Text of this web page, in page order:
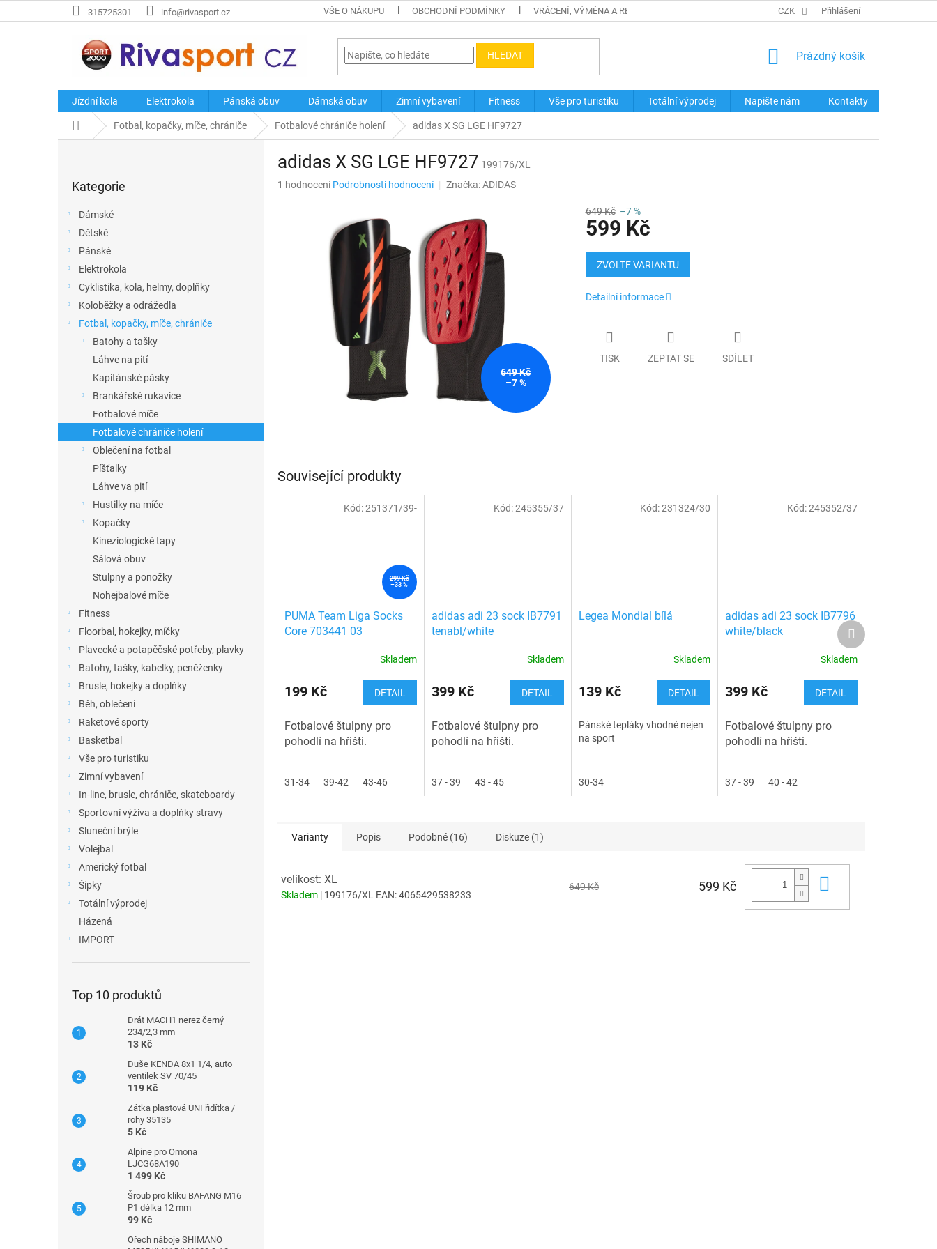
na
315725301 info@rivasport.cz VŠE O NÁKUPU OBCHODNÍ PODMÍNKY VRÁCENÍ, VÝMĚNA A REKLAMACE ZBOŽÍ TABULKY VELIKOSTÍ
CZK Přihlášení
HLEDAT
NÁKUPNÍ
Prázdný košík
Jízdní kola Elektrokola Pánská obuv Dámská obuv Zimní vybavení Fitness Vše pro turistiku Totální výprodej Napište nám Kontakty
Domů Fotbal, kopačky, míče, chrániče Fotbalové chrániče holení adidas X SG LGE HF9727
kategorie
Kategorie
Dámské
Dětské
Pánské
Elektrokola
Cyklistika, kola, helmy, doplňky
Koloběžky a odrážedla
Fotbal, kopačky, míče, chrániče
Batohy a tašky
Láhve na pití
Kapitánské pásky
Brankářské rukavice
Fotbalové míče
Fotbalové chrániče holení
Oblečení na fotbal
Píšťalky
Láhve va pití
Hustilky na míče
Kopačky
Kineziologické tapy
Sálová obuv
Stulpny a ponožky
Nohejbalové míče
Fitness
Floorbal, hokejky, míčky
Plavecké a potapěčské potřeby, plavky
Batohy, tašky, kabelky, peněženky
Brusle, hokejky a doplňky
Běh, oblečení
Raketové sporty
Basketbal
Vše pro turistiku
Zimní vybavení
In-line, brusle, chrániče, skateboardy
Sportovní výživa a doplňky stravy
Sluneční brýle
Volejbal
Americký fotbal
Šipky
Totální výprodej
Házená
IMPORT
Top 10 produktů
Drát MACH1 nerez černý
234/2,3 mm
13 Kč
Duše KENDA 8x1 1/4, auto
ventilek SV 70/45
119 Kč
Zátka plastová UNI řidítka /
rohy 35135
5 Kč
Alpine pro Omona
LJCG68A190
1 499 Kč
Šroub pro kliku BAFANG M16
P1 délka 12 mm
99 Kč
Ořech náboje SHIMANO
adidas X SG LGE HF9727 199176/XL
Průměrné
1 hodnocení Podrobnosti hodnocení Značka:ADIDAS
649 Kč
–7 %
649 Kč –7 %
599 Kč
Měrná
cena:
ZVOLTE VARIANTU
Detailní informace
TISK ZEPTAT SE SDÍLET
Související produkty
299 Kč
–33 %
PUMA Team Liga Socks
Core 703441 03
Skladem
199 Kč DETAIL
Fotbalové štulpny pro
pohodlí na hřišti.
31-34 39-42 43-46
Kód:251371/39-
adidas adi 23 sock IB7791
tenabl/white
Skladem
399 Kč DETAIL
Fotbalové štulpny pro
pohodlí na hřišti.
37 - 39 43 - 45
Kód:245355/37
Legea Mondial bílá
Skladem
139 Kč DETAIL
Pánské tepláky vhodné nejen
na sport
30-34
Kód:231324/30
adidas adi 23 sock IB7796
white/black
Skladem
399 Kč DETAIL
Fotbalové štulpny pro
pohodlí na hřišti.
37 - 39 40 - 42
Kód:245352/37
Další
produkt
Varianty Popis Podobné (16) Diskuze (1)
velikost: XL
Skladem | 199176/XL EAN:4065429538233
649 Kč 599 Kč